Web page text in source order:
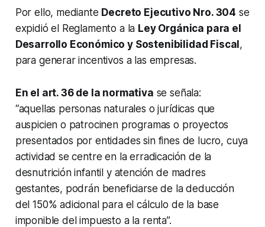
Por ello, mediante Decreto Ejecutivo Nro. 304 se
expidió el Reglamento a la Ley Orgánica para el
Desarrollo Económico y Sostenibilidad Fiscal,
para generar incentivos a las empresas.
En el art. 36 de la normativa se señala:
“aquellas personas naturales o jurídicas que
auspicien o patrocinen programas o proyectos
presentados por entidades sin fines de lucro, cuya
actividad se centre en la erradicación de la
desnutrición infantil y atención de madres
gestantes, podrán beneficiarse de la deducción
del 150% adicional para el cálculo de la base
imponible del impuesto a la renta”.